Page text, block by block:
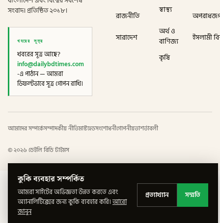
সংবাদ। প্রতিষ্ঠিত ২০১৮।
খবরের সূত্র
খবরের সূত্র আছে?
info@dailybdtimes.com
-এ পাঠান — আমরা
ডিফল্টভাবে সূত্র গোপন রাখি।
রাজনীতি
সারাদেশ
স্বাস্থ্য
অর্থ ও
বাণিজ্য
কৃষি
ইসলামী
আমাদের সম্পর্কেসম্পাদকীয় নীতিমাস্টহেডসংশোধনীগোপনীয়তাশর্তাবলী
©২০২৬ডেইলি বিডি টাইমস
কুকি ব্যবহার সম্পর্কিত
আমরা সাইটের অভিজ্ঞতা উন্নত করতে এবং
অ্যানালিটিক্সের জন্য কুকি ব্যবহার করি।আরো
জানুন
প্রত্যাখ্যান সম্মতি